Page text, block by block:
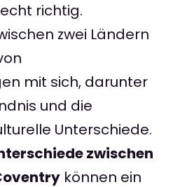
richtig.
zwei Ländern
mit sich, darunter
und die
Unterschiede.
zwischen
können ein